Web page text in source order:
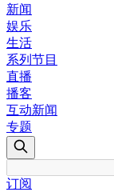
新闻
娱乐
生活
系列节目
直播
播客
互动新闻
专题
订阅